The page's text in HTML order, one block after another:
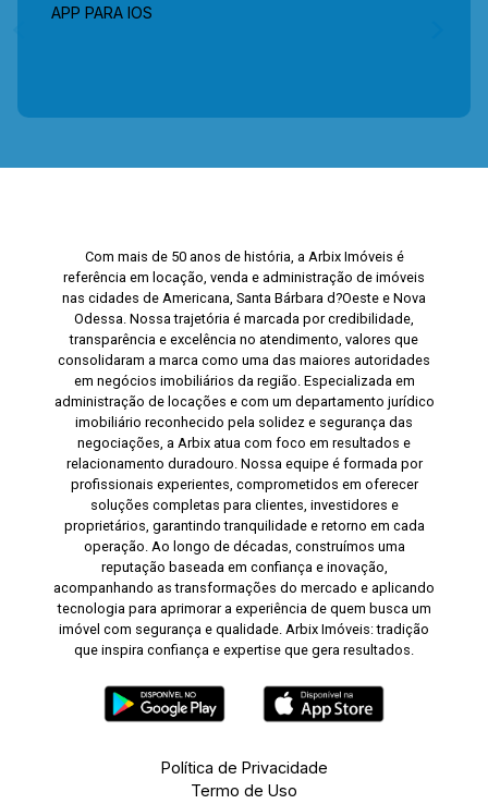
APP PARA IOS
Com mais de 50 anos de história, a Arbix Imóveis é
referência em locação, venda e administração de imóveis
nas cidades de Americana, Santa Bárbara d?Oeste e Nova
Odessa. Nossa trajetória é marcada por credibilidade,
transparência e excelência no atendimento, valores que
consolidaram a marca como uma das maiores autoridades
em negócios imobiliários da região. Especializada em
administração de locações e com um departamento jurídico
imobiliário reconhecido pela solidez e segurança das
negociações, a Arbix atua com foco em resultados e
relacionamento duradouro. Nossa equipe é formada por
profissionais experientes, comprometidos em oferecer
soluções completas para clientes, investidores e
proprietários, garantindo tranquilidade e retorno em cada
operação. Ao longo de décadas, construímos uma
reputação baseada em confiança e inovação,
acompanhando as transformações do mercado e aplicando
tecnologia para aprimorar a experiência de quem busca um
imóvel com segurança e qualidade. Arbix Imóveis: tradição
que inspira confiança e expertise que gera resultados.
Política de Privacidade
Termo de Uso